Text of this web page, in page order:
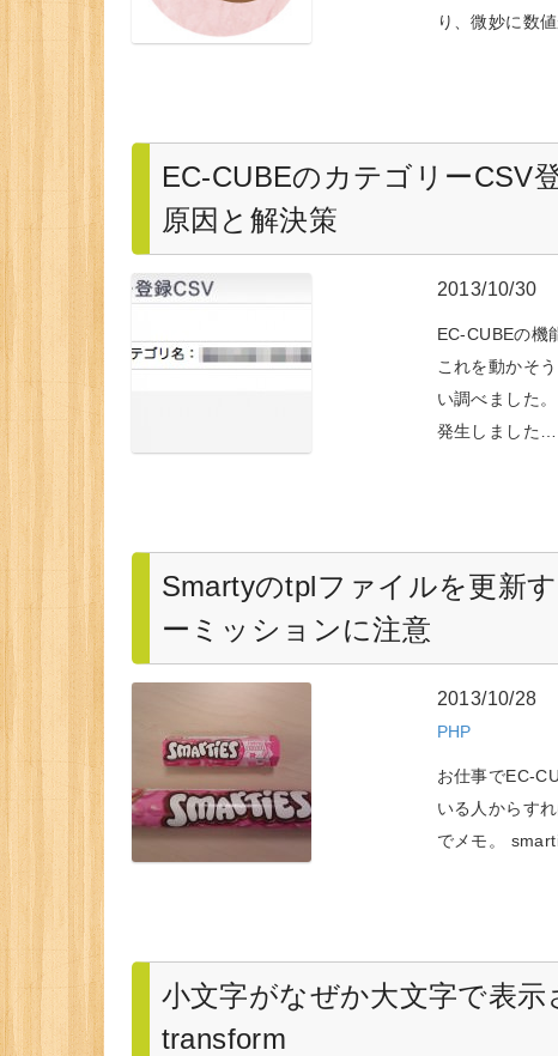
り、微妙に数
EC-CUBEのカテゴリーCSV
原因と解決策
2013/10/30
EC-CUBEの機
これを動かそ
い調べました
発生しました…
Smartyのtplファイルを更新
ーミッションに注意
2013/10/28
PHP
お仕事でEC-
いる人からす
でメモ。
小文字がなぜか大文字で表
transform